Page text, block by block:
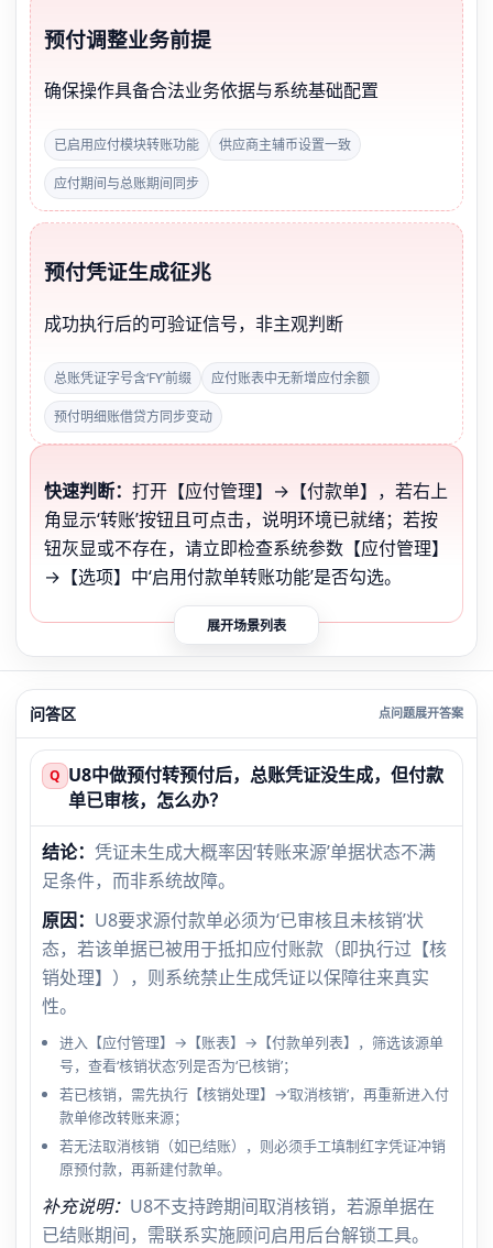
预付调整业务前提
确保操作具备合法业务依据与系统基础配置
已启用应付模块转账功能 供应商主辅币设置一致
应付期间与总账期间同步
预付凭证生成征兆
成功执行后的可验证信号，非主观判断
总账凭证字号含‘FY’前缀 应付账表中无新增应付余额
预付明细账借贷方同步变动
快速判断： 打开【应付管理】→【付款单】，若右上
角显示‘转账’按钮且可点击，说明环境已就绪；若按
钮灰显或不存在，请立即检查系统参数【应付管理】
→【选项】中‘启用付款单转账功能’是否勾选。
展开场景列表
问答区
Q U8中做预付转预付后，总账凭证没生成，但付款
单已审核，怎么办？
结论： 凭证未生成大概率因‘转账来源’单据状态不满
足条件，而非系统故障。
原因： U8要求源付款单必须为‘已审核且未核销’状
态，若该单据已被用于抵扣应付账款（即执行过【核
销处理】），则系统禁止生成凭证以保障往来真实
性。
进入【应付管理】→【账表】→【付款单列表】，筛选该源单
号，查看‘核销状态’列是否为‘已核销’；
若已核销，需先执行【核销处理】→‘取消核销’，再重新进入付
款单修改转账来源；
若无法取消核销（如已结账），则必须手工填制红字凭证冲销
原预付款，再新建付款单。
补充说明： U8不支持跨期间取消核销，若源单据在
已结账期间，需联系实施顾问启用后台解锁工具。